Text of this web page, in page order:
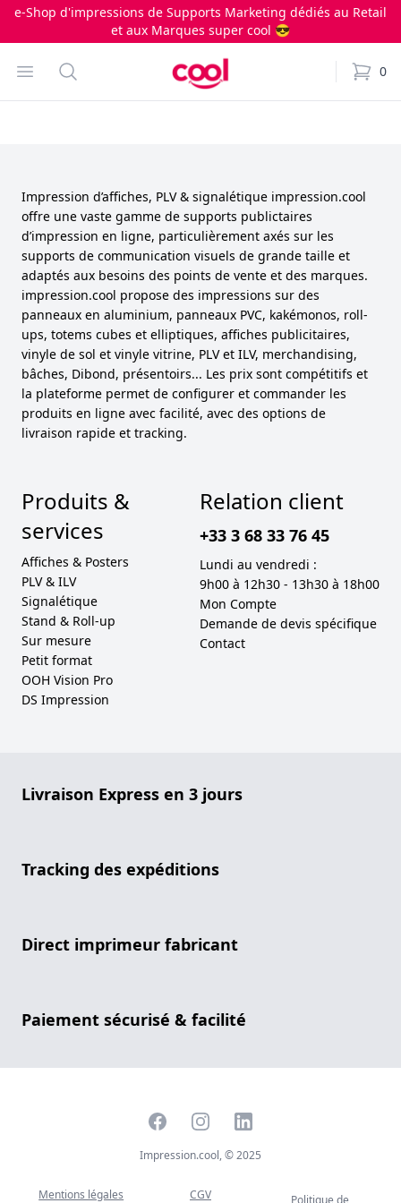
e-Shop d'impressions de Supports Marketing dédiés au Retail
et aux Marques super cool 😎
Open menu
Search
Impression.cool
0
items
Impression d’affiches, PLV & signalétique impression.cool
offre une vaste gamme de supports publictaires
d’impression en ligne, particulièrement axés sur les
supports de communication visuels de grande taille et
adaptés aux besoins des points de vente et des marques.
impression.cool propose des impressions sur des
panneaux en aluminium, panneaux PVC, kakémonos, roll-
ups, totems cubes et elliptiques, affiches publicitaires,
vinyle de sol et vinyle vitrine, PLV et ILV, merchandising,
bâches, Dibond, présentoirs... Les prix sont compétitifs et
la plateforme permet de configurer et commander les
produits en ligne avec facilité, avec des options de
livraison rapide et tracking.
Produits &
services
Affiches & Posters
PLV & ILV
Signalétique
Stand & Roll-up
Sur mesure
Petit format
OOH Vision Pro
DS Impression
Relation client
+33 3 68 33 76 45
Lundi au vendredi :
9h00 à 12h30 - 13h30 à 18h00
Mon Compte
Demande de devis spécifique
Contact
Livraison Express en 3 jours
Tracking des expéditions
Direct imprimeur fabricant
Paiement sécurisé & facilité
FacebookInstagramLinkedIn
Impression.cool, © 2025
Mentions légales CGV Politique de